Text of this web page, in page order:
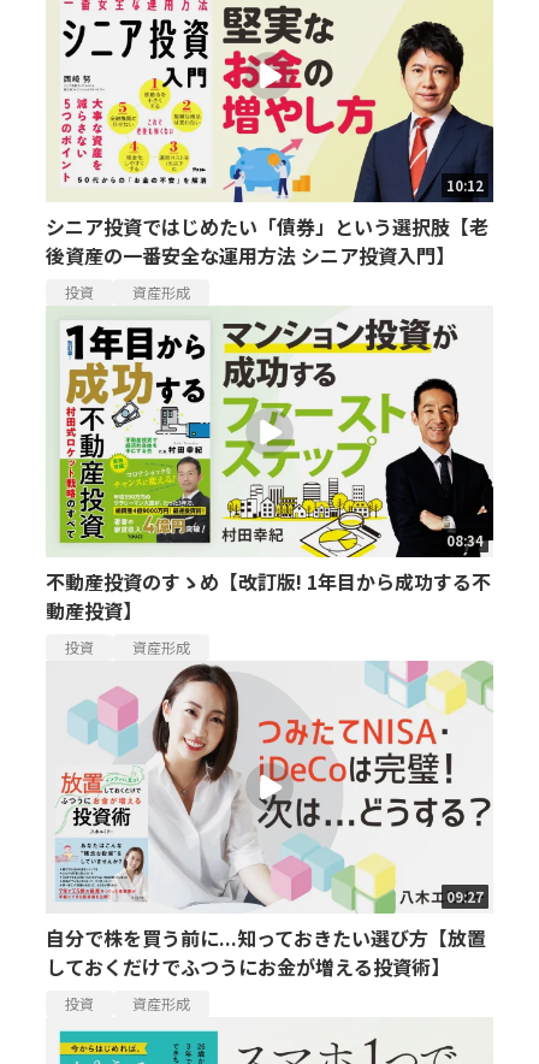
10:12
シニア投資ではじめたい「債券」という選択肢【老
後資産の一番安全な運用方法 シニア投資入門】
投資 資産形成
08:34
不動産投資のすゝめ【改訂版! 1年目から成功する不
動産投資】
投資 資産形成
09:27
自分で株を買う前に...知っておきたい選び方【放置
しておくだけでふつうにお金が増える投資術】
投資 資産形成